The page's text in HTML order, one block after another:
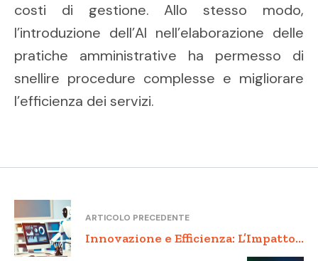
costi di gestione. Allo stesso modo,
l’introduzione dell’AI nell’elaborazione delle
pratiche amministrative ha permesso di
snellire procedure complesse e migliorare
l’efficienza dei servizi.
ARTICOLO PRECEDENTE
Innovazione e Efficienza: L’Impatto